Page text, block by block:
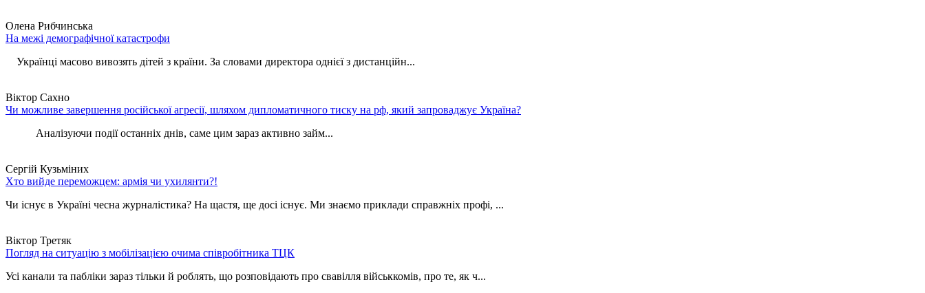
Олена Рибчинська
На межі демографічної катастрофи
Українці масово вивозять дітей з країни. За словами директора однієї з дистанційн...
Віктор Сахно
Чи можливе завершення російської агресії, шляхом дипломатичного тиску на рф, який запроваджує Україна?
Аналізуючи події останніх днів, саме цим зараз активно займ...
Сергій Кузьміних
Хто вийде переможцем: армія чи ухилянти?!
Чи існує в Україні чесна журналістика? На щастя, ще досі існує. Ми знаємо приклади справжніх профі, ...
Віктор Третяк
Погляд на ситуацію з мобілізацією очима співробітника ТЦК
Усі канали та пабліки зараз тільки й роблять, що розповідають про свавілля військкомів, про те, як ч...